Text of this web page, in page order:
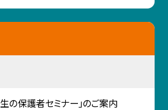
の保護者セミナー」のご案内